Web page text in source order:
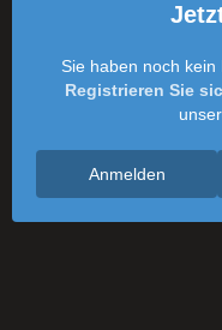
Sie haben noch
Registrieren Sie
Anmelden